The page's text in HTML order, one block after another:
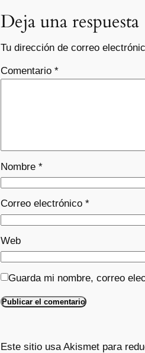
Deja una respuesta
Tu dirección de correo
Comentario *
Nombre *
Correo electrónico *
Web
Guarda mi nombre, correo
Este sitio usa Akismet para